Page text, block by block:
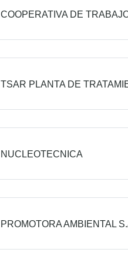
COOPERATIVA DE
TSAR PLANTA DE
NUCLEOTECNICA
PROMOTORA AMBIENTAL